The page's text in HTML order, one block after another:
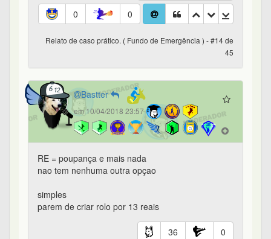
0
0
Relato de caso prático. ( Fundo de Emergência ) - #14 de
45
Bastter
em 10/04/2018 23:57
RE = poupança e mais nada
nao tem nenhuma outra opçao
simples
parem de criar rolo por 13 reais
36
0